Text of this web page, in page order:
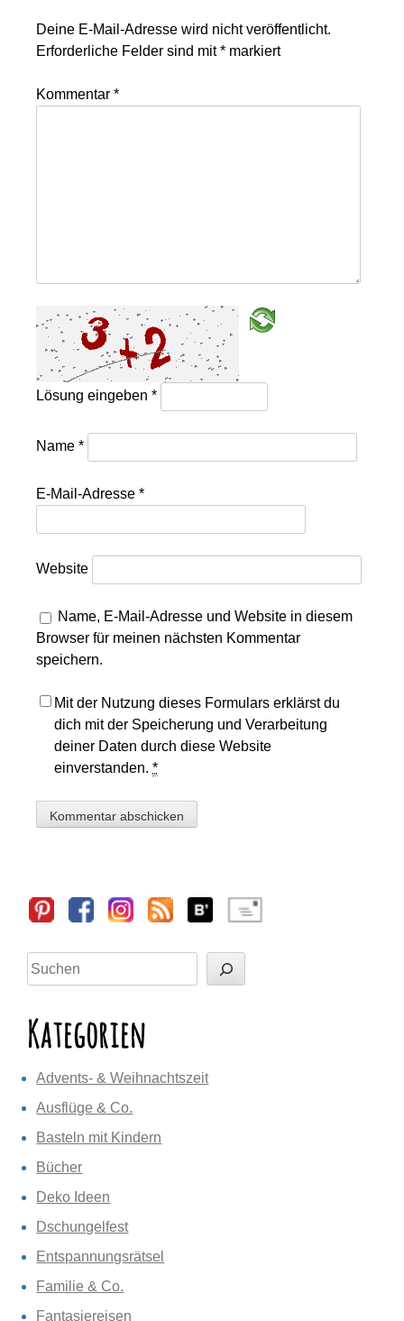
Deine E-Mail-Adresse wird nicht veröffentlicht.
Erforderliche Felder sind mit* markiert
Kommentar*
Lösung eingeben*
Name*
E-Mail-Adresse*
Website
Name, E-Mail-Adresse und Website in diesem
Browser für meinen nächsten Kommentar
speichern.
Mit der Nutzung dieses Formulars erklärst du
dich mit der Speicherung und Verarbeitung
deiner Daten durch diese Website
einverstanden.*
Sidebar
Suchen
Kategorien
Advents- & Weihnachtszeit
Ausflüge & Co.
Basteln mit Kindern
Bücher
Deko Ideen
Dschungelfest
Entspannungsrätsel
Familie & Co.
Fantasiereisen